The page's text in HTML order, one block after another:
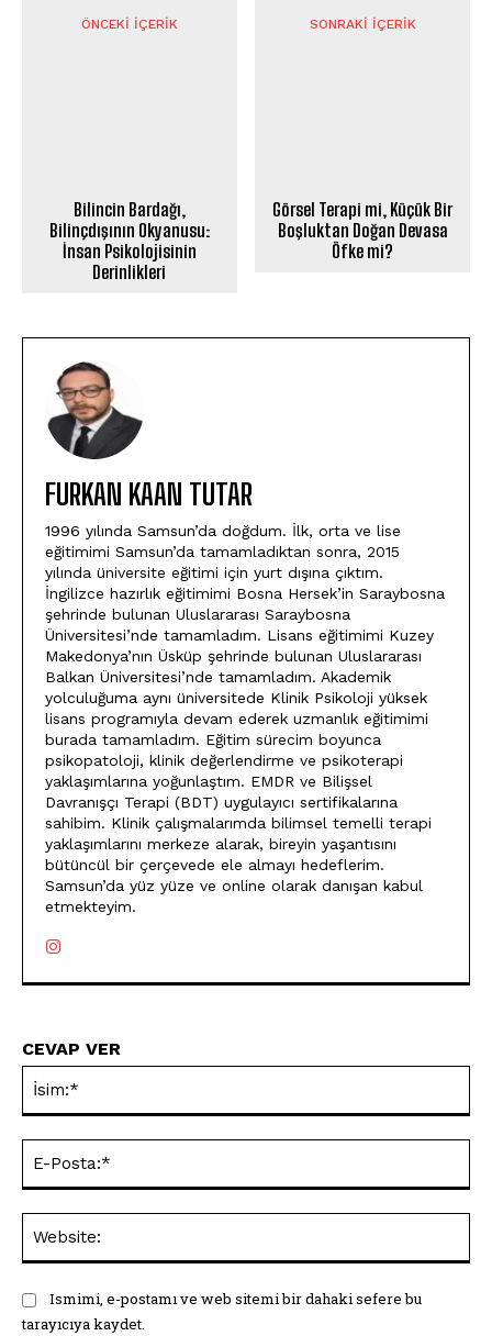
ÖNCEKI İÇERIK
Bilincin Bardağı,
Bilinçdışının Okyanusu:
İnsan Psikolojisinin
Derinlikleri
SONRAKI İÇERIK
Görsel Terapi mi, Küçük Bir
Boşluktan Doğan Devasa
Öfke mi?
FURKAN KAAN TUTAR
1996 yılında Samsun’da doğdum. İlk, orta ve lise
eğitimimi Samsun’da tamamladıktan sonra, 2015
yılında üniversite eğitimi için yurt dışına çıktım.
İngilizce hazırlık eğitimimi Bosna Hersek’in Saraybosna
şehrinde bulunan Uluslararası Saraybosna
Üniversitesi’nde tamamladım. Lisans eğitimimi Kuzey
Makedonya’nın Üsküp şehrinde bulunan Uluslararası
Balkan Üniversitesi’nde tamamladım. Akademik
yolculuğuma aynı üniversitede Klinik Psikoloji yüksek
lisans programıyla devam ederek uzmanlık eğitimimi
burada tamamladım. Eğitim sürecim boyunca
psikopatoloji, klinik değerlendirme ve psikoterapi
yaklaşımlarına yoğunlaştım. EMDR ve Bilişsel
Davranışçı Terapi (BDT) uygulayıcı sertifikalarına
sahibim. Klinik çalışmalarımda bilimsel temelli terapi
yaklaşımlarını merkeze alarak, bireyin yaşantısını
bütüncül bir çerçevede ele almayı hedeflerim.
Samsun’da yüz yüze ve online olarak danışan kabul
etmekteyim.
CEVAP VER
Ismimi, e-postamı ve web sitemi bir dahaki sefere bu
tarayıcıya kaydet.